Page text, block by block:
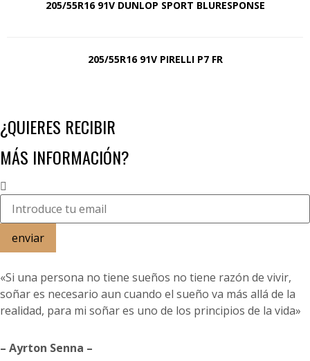
205/55R16 91V DUNLOP SPORT BLURESPONSE
205/55R16 91V PIRELLI P7 FR
¿QUIERES RECIBIR
MÁS INFORMACIÓN?
enviar
«Si una persona no tiene sueños no tiene razón de vivir,
soñar es necesario aun cuando el sueño va más allá de la
realidad, para mi soñar es uno de los principios de la vida»
– Ayrton Senna –